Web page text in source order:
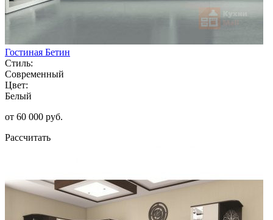
Гостиная Бетин
Стиль:
Современный
Цвет:
Белый
от 60 000 руб.
Рассчитать